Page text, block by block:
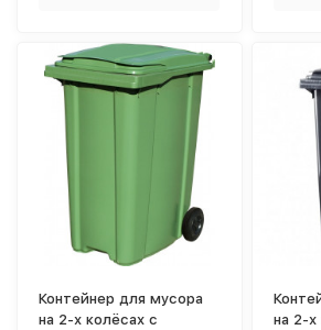
Контейнер для мусора
на 2-х колёсах с
на 2-х